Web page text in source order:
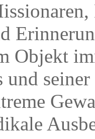
Objekt
und